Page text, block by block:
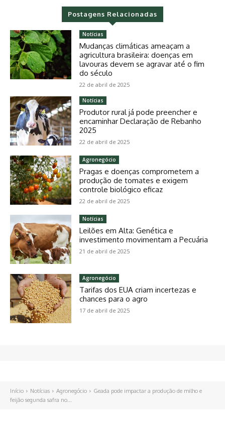
Postagens Relacionadas
Notícias
Mudanças climáticas ameaçam a
agricultura brasileira: doenças em
lavouras devem se agravar até o fim
do século
22 de abril de 2025
Notícias
Produtor rural já pode preencher e
encaminhar Declaração de Rebanho
2025
22 de abril de 2025
Agronegócio
Pragas e doenças comprometem a
produção de tomates e exigem
controle biológico eficaz
22 de abril de 2025
Notícias
Leilões em Alta: Genética e
investimento movimentam a Pecuária
21 de abril de 2025
Agronegócio
Tarifas dos EUA criam incertezas e
chances para o agro
17 de abril de 2025